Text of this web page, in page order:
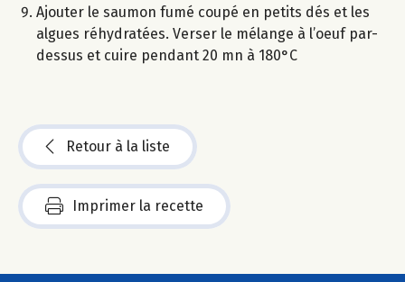
Ajouter le saumon fumé coupé en petits dés et les
algues réhydratées. Verser le mélange à l’oeuf par-
dessus et cuire pendant 20 mn à 180°C
Retour à la liste
Imprimer la recette